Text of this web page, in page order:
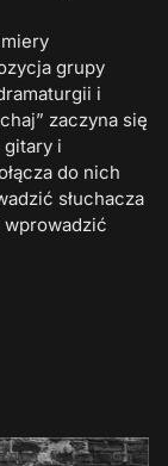
grupy
i
zaczyna się
i
do nich
słuchacza